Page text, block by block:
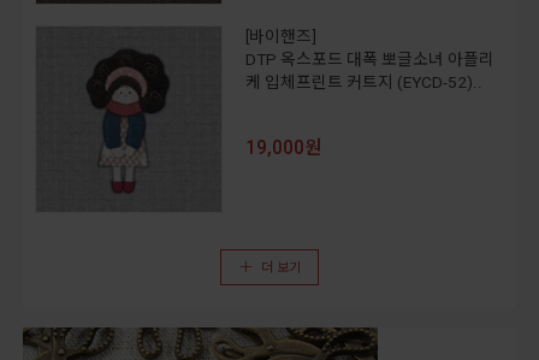
[바이핸즈]
DTP 옥스포드 대폭 뽀글소녀 아플리
케 입체프린트 커트지 (EYCD-52)..
19,000원
더 보기